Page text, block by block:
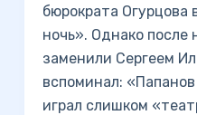
бюрократа Огурцова
ночь». Однако после
заменили Сергеем
вспоминал:
играл слишком